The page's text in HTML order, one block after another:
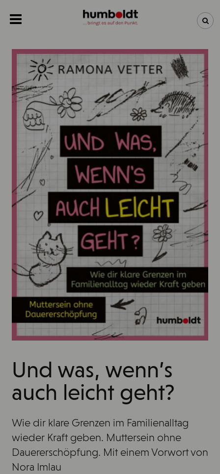
NEWSLETTER
BÜCHER
ÜBER UNS
Und was, wenn’s
auch leicht geht?
Wie dir klare Grenzen im Familienalltag
wieder Kraft geben. Muttersein ohne
Dauererschöpfung. Mit einem Vorwort von
Nora Imlau